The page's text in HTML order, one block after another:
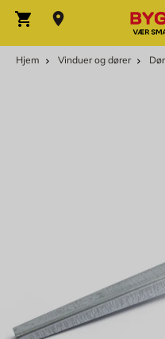
Varekurv
Hjem Vinduer og dører